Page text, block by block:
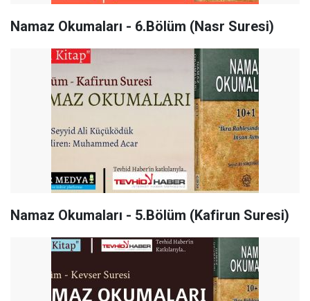
Namaz Okumaları - 6.Bölüm (Nasr Suresi)
Namaz Okumaları - 5.Bölüm (Kafirun Suresi)